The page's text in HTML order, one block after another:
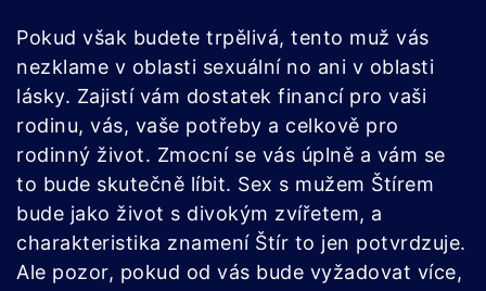
Pokud však budete trpělivá, tento muž vás
nezklame v oblasti sexuální no ani v oblasti
lásky. Zajistí vám dostatek financí pro vaši
rodinu, vás, vaše potřeby a celkově pro
rodinný život. Zmocní se vás úplně a vám se
to bude skutečně líbit. Sex s mužem Štírem
bude jako život s divokým zvířetem, a
charakteristika znamení Štír to jen potvrdzuje.
Ale pozor, pokud od vás bude vyžadovat více,